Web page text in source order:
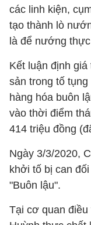
các linh kiện,
tạo thành lò
là để nướng
Kết luận định
sản trong tố
hàng hóa buôn
vào thời điểm
414 triệu đồng
Ngày 3/3/2020,
khởi tố bị can
"Buôn lậu".
Tại cơ quan